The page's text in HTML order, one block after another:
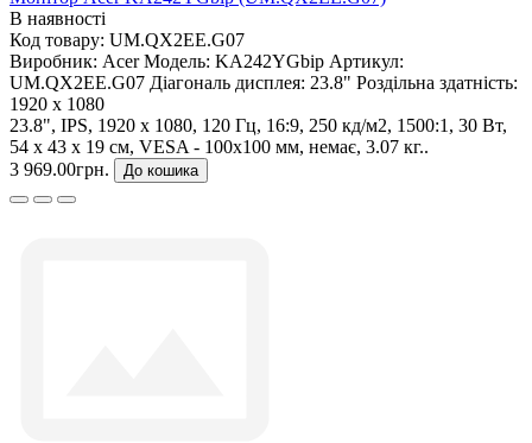
В наявності
Код товару: UM.QX2EE.G07
Виробник: Acer Модель: KA242YGbip Артикул:
UM.QX2EE.G07 Діагональ дисплея: 23.8" Роздільна здатність:
1920 x 1080
23.8", IPS, 1920 x 1080, 120 Гц, 16:9, 250 кд/м2, 1500:1, 30 Вт,
54 х 43 х 19 см, VESA - 100x100 мм, немає, 3.07 кг..
3 969.00грн.
До кошика